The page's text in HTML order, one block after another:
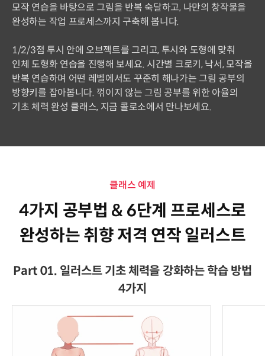
모작 연습을 바탕으로 그림을 반복 숙달하고, 나만의 창작물을
완성하는 작업 프로세스까지 구축해 봅니다.
1/2/3점 투시 안에 오브젝트를 그리고, 투시와 도형에 맞춰
인체 도형화 연습을 진행해 보세요. 시간별 크로키, 낙서, 모작을
반복 연습하며 어떤 레벨에서도 꾸준히 해나가는 그림 공부의
방향키를 잡아봅니다. 꺾이지 않는 그림 공부를 위한 아율의
기초 체력 완성 클래스, 지금 콜로소에서 만나보세요.
클래스 예제
4가지 공부법 & 6단계 프로세스로
완성하는 취향 저격 연작 일러스트
Part 01. 일러스트 기초 체력을 강화하는 학습 방법
4가지